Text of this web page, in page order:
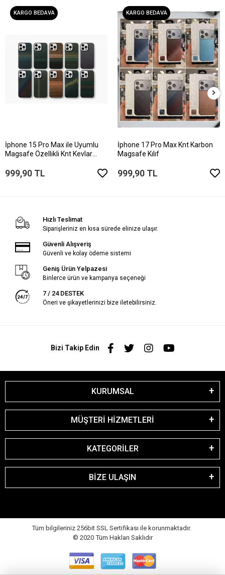
KARGO BEDAVA
İphone 15 Pro Max ile Uyumlu
Magsafe Özellikli Knt Kevlar
999,90 TL
KARGO BEDAVA
İphone 17 Pro Max Knt Karbon
Magsafe Kılıf
999,90 TL
Hızlı Teslimat
Siparişleriniz en kısa sürede elinize ulaşır.
Güvenli Alışveriş
Güvenli ve kolay ödeme sistemi
Geniş Ürün Yelpazesi
Binlerce ürün ve kampanya seçeneği
7 / 24 DESTEK
Öneri ve şikayetlerinizi bize iletebilirsiniz.
Bizi Takip Edin
KURUMSAL
MÜŞTERİ HİZMETLERİ
KATEGORİLER
BİZE ULAŞIN
Tüm bilgileriniz 256bit SSL Sertifikası ile korunmaktadır.
© 2020 Tüm Hakları Saklıdır